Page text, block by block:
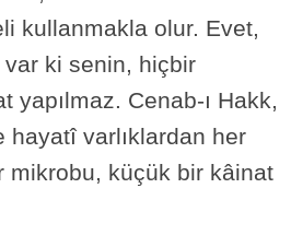
kullanmakla olur. Evet,
var ki senin, hiçbir
yapılmaz. Cenab-ı Hakk,
hayatî varlıklardan her
mikrobu, küçük bir kâinat